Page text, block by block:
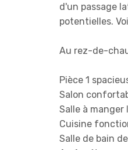
d'un passage
potentielles.
Au rez-de-
Pièce 1
Salon
Salle à manger
Cuisine
Salle de bain